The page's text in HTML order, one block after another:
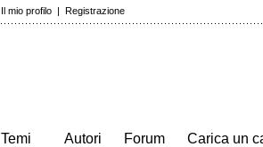
Il mio profilo | Registrazione
Temi
Autori
Forum
Carica un